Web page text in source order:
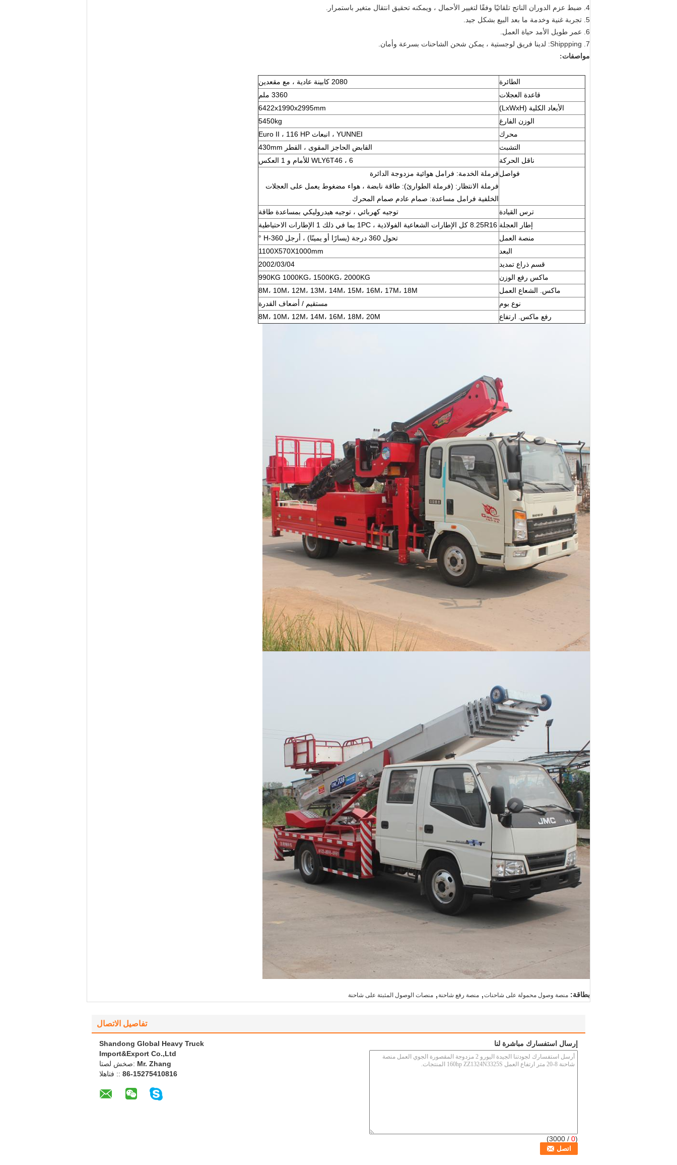
4. ضبط عزم الدوران الناتج تلقائيًا وفقًا لتغيير الأحمال ، ويمكنه تحقيق انتقال متغير باستمرار.
5. تجربة غنية وخدمة ما بعد البيع بشكل جيد.
6. عمر طويل الأمد حياة العمل.
7. Shippping: لدينا فريق لوجستية ، يمكن شحن الشاحنات بسرعة وأمان.
مواصفات:
الطائرة
2080 كابينة عادية ، مع مقعدين
قاعدة العجلات
3360 ملم
الأبعاد الكلية (LxWxH)
6422x1990x2995mm
الوزن الفارغ
5450kg
محرك
YUNNEI ، انبعاث Euro II ، 116 HP
التشبث
القابض الحاجز المقوى ، القطر 430mm
ناقل الحركة
WLY6T46 ، 6 للأمام و 1 العكس
فواصلفرملة الخدمة: فرامل هوائية مزدوجة الدائرة
فرملة الانتظار: (فرملة الطوارئ): طاقة نابضة ، هواء مضغوط يعمل على العجلات
الخلفية فرامل مساعدة: صمام عادم صمام المحرك
ترس القيادة
توجيه كهربائي ، توجيه هيدروليكي بمساعدة طاقة
إطار العجلة 8.25R16 كل الإطارات الشعاعية الفولاذية ، 1PC بما في ذلك 1 الإطارات الاحتياطية
منصة العمل
تحول 360 درجة (يسارًا أو يمينًا) ، أرجل H-360 °
البعد
1100X570X1000mm
قسم ذراع تمديد
2002/03/04
ماكس رفع الوزن
990KG 1000KG، 1500KG، 2000KG
ماكس.
الشعاع العمل
8M، 10M، 12M، 13M، 14M، 15M، 16M، 17M، 18M
نوع بوم
مستقيم / أضعاف القدرة
رفع ماكس.
ارتفاع 8M، 10M، 12M، 14M، 16M، 18M، 20M
بطاقة: منصة وصول محمولة على شاحنات, منصة رفع شاحنة , منصات الوصول المثبتة على شاحنة
تفاصيل الاتصال
Shandong Global Heavy Truck
Import&Export Co.,Ltd
اتصل شخص: Mr. Zhang
الهاتف :: 86-15275410816
إرسال استفسارك مباشرة لنا
(
0
/ 3000)